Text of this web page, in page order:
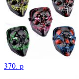
370. p